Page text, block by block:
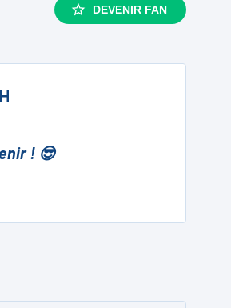
DEVENIR FAN
! 😎